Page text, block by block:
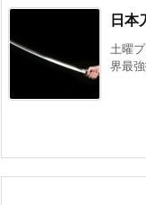
日本
土曜
界最